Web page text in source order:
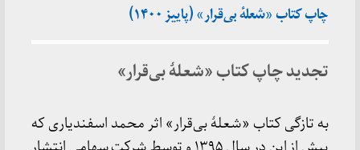
چاپ کتاب «شعلهٔ بی‌قرار» (پاییز ۱۴۰۰)
تجدید چاپ کتاب «شعلهٔ بی‌قرار»
به تازگی کتاب «شعلهٔ بی‌قرار» اثر محمد اسفندیاری که